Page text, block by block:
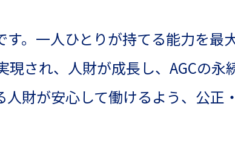
。一人ひとりが持てる能力を最
され、人財が成長し、AGCの永
財が安心して働けるよう、公正